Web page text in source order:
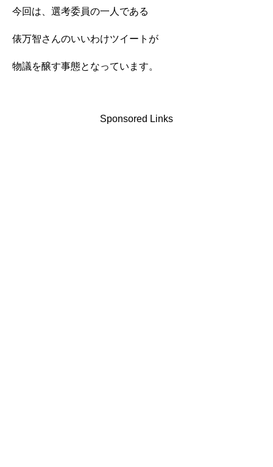
今回は、選考委員の一人である
俵万智さんのいいわけツイートが
物議を醸す事態となっています。
Sponsored Links